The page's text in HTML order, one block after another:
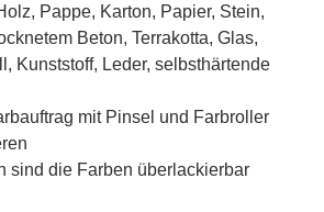
Pappe, Karton, Papier, Stein,
Beton, Terrakotta, Glas,
Kunststoff, Leder, selbsthärtende
mit Pinsel und Farbroller
sind die Farben überlackierbar